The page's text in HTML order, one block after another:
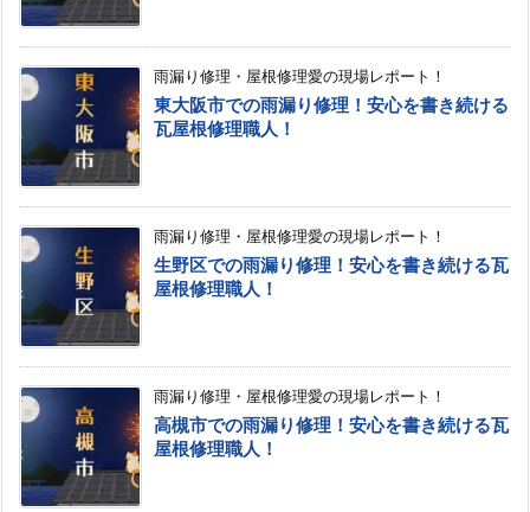
雨漏り修理・屋根修理愛の現場レポート！
東大阪市での雨漏り修理！安心を書き続ける
瓦屋根修理職人！
雨漏り修理・屋根修理愛の現場レポート！
生野区での雨漏り修理！安心を書き続ける瓦
屋根修理職人！
雨漏り修理・屋根修理愛の現場レポート！
高槻市での雨漏り修理！安心を書き続ける瓦
屋根修理職人！